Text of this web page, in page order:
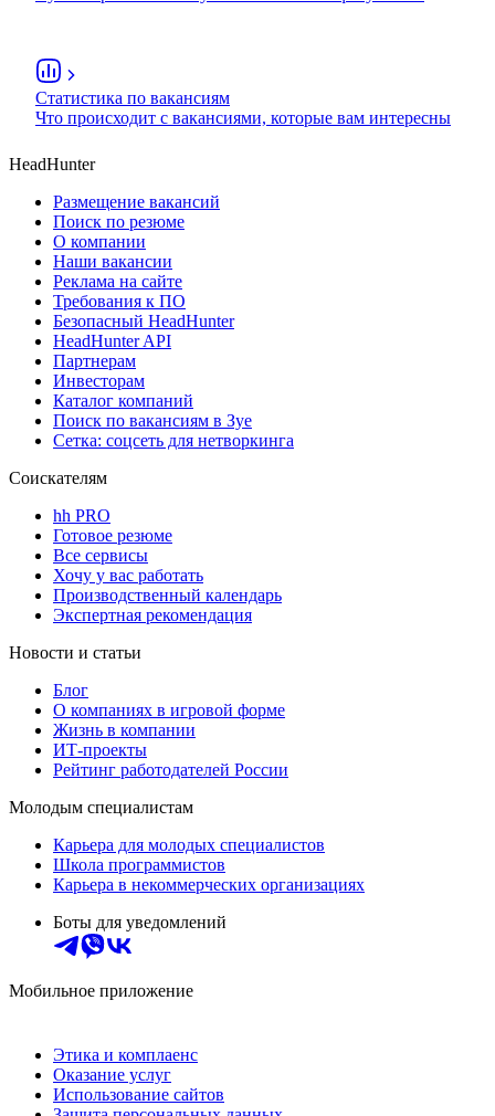
Статистика по вакансиям
Что происходит с вакансиями, которые вам интересны
HeadHunter
Размещение вакансий
Поиск по резюме
О компании
Наши вакансии
Реклама на сайте
Требования к ПО
Безопасный HeadHunter
HeadHunter API
Партнерам
Инвесторам
Каталог компаний
Поиск по вакансиям в Зуе
Сетка: соцсеть для нетворкинга
Соискателям
hh PRO
Готовое резюме
Все сервисы
Хочу у вас работать
Производственный календарь
Экспертная рекомендация
Новости и статьи
Блог
О компаниях в игровой форме
Жизнь в компании
ИТ-проекты
Рейтинг работодателей России
Молодым специалистам
Карьера для молодых специалистов
Школа программистов
Карьера в некоммерческих организациях
Боты для уведомлений
Мобильное приложение
Этика и комплаенс
Оказание услуг
Использование сайтов